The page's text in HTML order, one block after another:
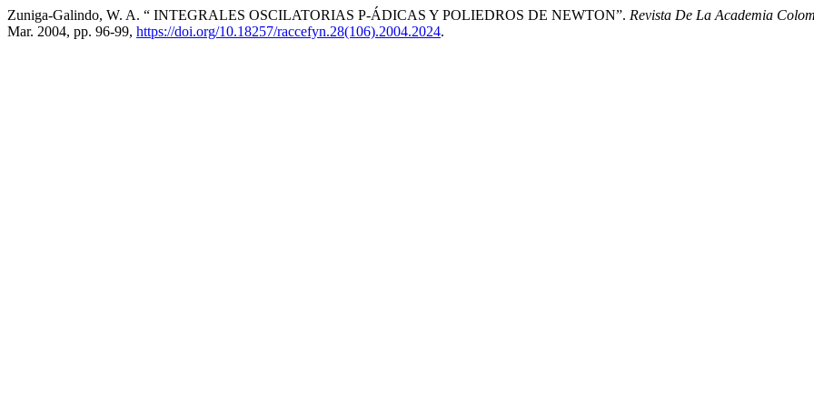
Zuniga-Galindo, W. A. “ INTEGRALES OSCILATORIAS P-ÁDICAS Y POLIEDROS DE NEWTON”. Revista De La Academia
Mar. 2004, pp. 96-99, https://doi.org/10.18257/raccefyn.28(106).2004.2024.